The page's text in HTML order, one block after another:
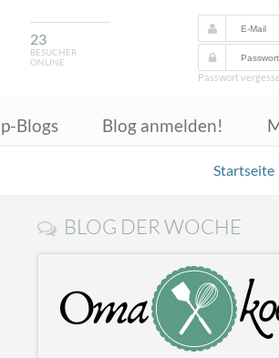
23
BESUCHER
ONLINE
Passwort
Blogs Blog anmelden!
Startseite
BLOG DER WOCHE